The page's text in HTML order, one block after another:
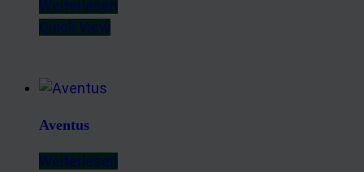
Weiterlesen
Quick View
Aventus
Weiterlesen